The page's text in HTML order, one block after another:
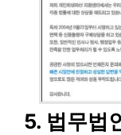
5. 법무법